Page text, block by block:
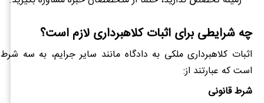
چه شرایطی برای اثبات کلاهبرداری لازم است؟
اثبات کلاهبرداری ملکی به دادگاه مانند سایر جرایم، به سه
است که عبارتند از:
شرط قانونی